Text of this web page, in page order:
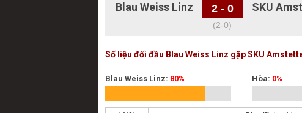
Blau Weiss Linz 2 - 0
(2-0)
SKU
Số liệu đối đầu Blau Weiss Linz gặp SKU
Blau Weiss Linz: 80% Hòa: 0%